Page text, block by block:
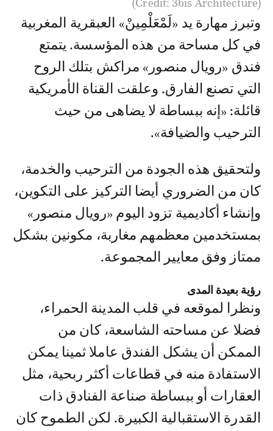
وتبرز مهارة يد «لَمْعَلْمِينْ» العبقرية المغربية
في كل مساحة من هذه المؤسسة. يتمتع
فندق «رويال منصور» مراكش بتلك الروح
التي تصنع الفارق. وعلقت القناة الأمريكية
قائلة: «إنه ببساطة لا يضاهى من حيث
الترحيب والضيافة».
ولتحقيق هذه الجودة من الترحيب والخدمة،
كان من الضروري أيضا التركيز على التكوين،
وإنشاء أكاديمية تزود اليوم «رويال منصور»
بمستخدمين معظمهم مغاربة، مكونين بشكل
ممتاز وفق معايير المجموعة.
رؤية بعيدة المدى
ونظرا لموقعه في قلب المدينة الحمراء،
فضلا عن مساحته الشاسعة، كان من
الممكن أن يشكل الفندق عاملا ثمينا يمكن
الاستفادة منه في قطاعات أكثر ربحية، مثل
العقارات أو ببساطة صناعة الفنادق ذات
القدرة الاستقبالية الكبيرة. لكن الطموح كان